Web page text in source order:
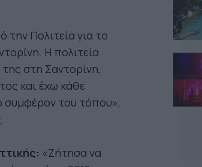
την Πολιτεία για το
Η πολιτεία
στη Σαντορίνη,
και έχω κάθε
συμφέρον του τόπου»,
«Ζήτησα να